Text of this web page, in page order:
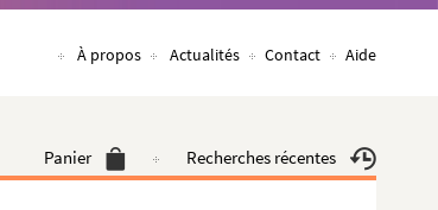
À propos Actualités Contact Aide
Panier Recherches récentes